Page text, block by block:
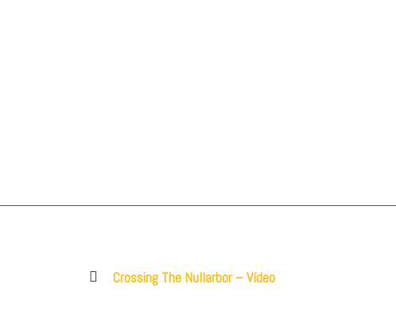
Crossing The Nullarbor – Vídeo